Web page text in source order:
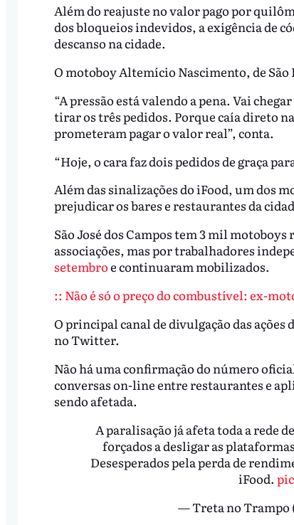
Além do reajuste no valor pago por
dos bloqueios indevidos, a exigência de
descanso na cidade.
O motoboy Altemício Nascimento, de
“A pressão está valendo a pena. Vai
tirar os três pedidos. Porque caía direto
prometeram pagar o valor real”, conta.
“Hoje, o cara faz dois pedidos de graça
Além das sinalizações do iFood, um dos
prejudicar os bares e restaurantes da
São José dos Campos tem 3 mil
associações, mas por trabalhadores
setembroe continuaram mobilizados.
:: Não é só o preço do combustível: ex-
O principal canal de divulgação das
no Twitter.
Não há uma confirmação do número
conversas on-line entre restaurantes e
sendo afetada.
A paralisação já afeta toda a rede
forçados a desligar as
Desesperados pela perda de
iFood.
— Treta no Trampo